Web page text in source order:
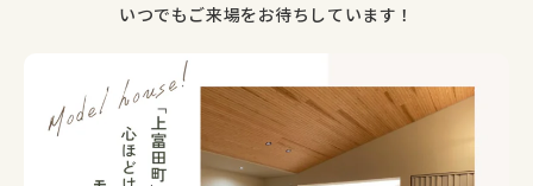
いつでもご来場をお待ちしています！